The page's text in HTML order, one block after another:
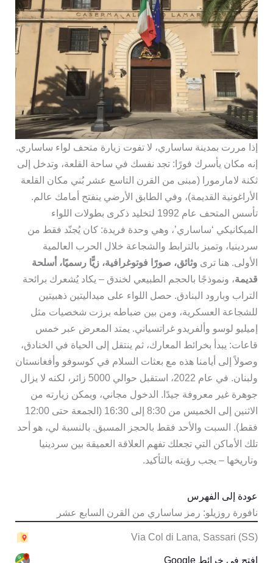
إذا مررت بمدينة ساساري، لا تفوت زيارة متحف لواء ساساري.
إنه مكان يأسرك فورًا: تجد نفسك في ساحة القلعة، وتدخل إلى
ثكنة لامارمورا (مبنى من القرن التاسع عشر بُني مكان القلعة
الأراغونية القديمة)، وفي الطابق الأرضي ينفتح أمامك عالم.
تأسس المتحف عام 1992 لتخليد ذكرى بطولات اللواء
الميكانيكي ‘ساساري’، وهي وحدة فريدة: كان يُجنّد فقط من
سردينيا، وتميز بالترابط والشجاعة خلال الحرب العالمية
الأولى. هنا ترىوثائق، صورًا فوتوغرافية، زيًّا رسميًا، أسلحة
قديمة، ونموذجًا بالحجم الطبيعي لخندق – يكاد يُشعرك برائحة
التراب وبارود البنادق. حصل اللواء على ميداليتين ذهبيتين
للشجاعة العسكرية، ومن بين ضباطه برزت شخصيات مثل
إميليو لوسو وألفريدو غراتسياني. يمتد المعرض عبر خمس
قاعات: يبدأ بخرائط المعارك، ثم ينتقل إلى الحياة في الخنادق،
وصولاً إلى أيامنا هذه مع بعثات السلام في كوسوفو وأفغانستان
ولبنان. في عام 2022، استقبل حوالي 5000 زائر، لكنه لا يزال
جوهرة غير معروفة جيدًا. الدخول مجاني، ويمكن زيارته من
الاثنين إلى الخميس من 8:30 إلى 16:30 (الجمعة حتى 12:00
فقط). السبت والأحد فقط بالحجز المسبق. بالنسبة لي، هو أحد
تلك الأماكن التي تجعلك تفهم العلاقة العميقة بين سردينيا
وتاريخها – يجب رؤيته بالتأكيد.
نافورة روزيلو: رمز ساساري من القرن السابع عشر
عودة إلى الفهرس
Via Col di Lana, Sassari (SS)
افتح في خرائط Google